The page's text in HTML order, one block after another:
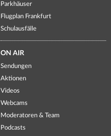
Parkhäuser
Flugplan Frankfurt
Schulausfälle
ON AIR
Sendungen
Aktionen
Videos
Webcams
Moderatoren & Team
Podcasts